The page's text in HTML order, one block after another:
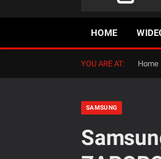
HOME
YOU ARE AT: Home
SAMSUNG